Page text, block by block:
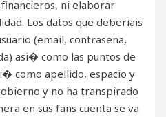
ni elaborar
Los datos que deberiais
(email, contrasena,
asi� como las puntos de
como apellido, espacio y
y no ha transpirado
en sus fans cuenta se va